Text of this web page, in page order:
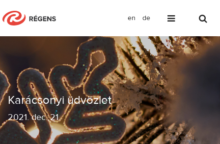
en de
Karácsonyi üdvözlet
Karácsonyi üdvözlet
2021.dec. 21.